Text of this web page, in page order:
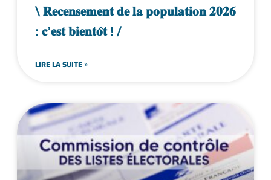
\ 𝐑𝐞𝐜𝐞𝐧𝐬𝐞𝐦𝐞𝐧𝐭 𝐝𝐞 𝐥𝐚 𝐩𝐨𝐩𝐮𝐥𝐚𝐭𝐢𝐨𝐧 𝟐𝟎𝟐𝟔
: 𝐜’𝐞𝐬𝐭 𝐛𝐢𝐞𝐧𝐭𝐨̂𝐭 ! /
LIRE LA SUITE »